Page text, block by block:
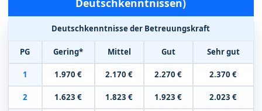
Deutschkenntnissen)
Deutschkenntnisse der Betreuungskraft
PG Gering* Mittel Gut Sehr gut
1 1.970 € 2.170 € 2.270 € 2.370 €
2 1.623 € 1.823 € 1.923 € 2.023 €